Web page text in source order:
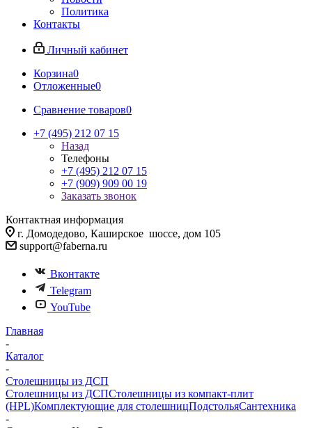
Политика
Контакты
Личный кабинет
Корзина0
Отложенные0
Сравнение товаров0
+7 (495) 212 07 15
Назад
Телефоны
+7 (495) 212 07 15
+7 (909) 909 00 19
Заказать звонок
Контактная информация
г. Домодедово, Каширское шоссе, дом 105
support@faberna.ru
Вконтакте
Telegram
YouTube
Главная
-
Каталог
-
Столешницы из ДСП
Столешницы из ДСПСтолешницы из компакт-плит
(HPL)Комплектующие для столешницПодстольяСантехника
-